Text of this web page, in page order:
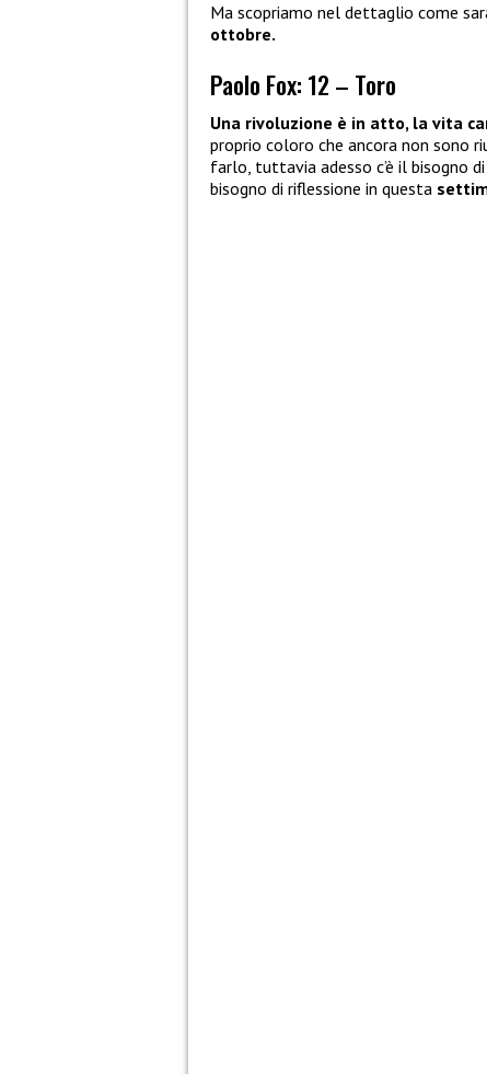
Ma scopriamo nel dettaglio come
ottobre.
Paolo Fox: 12 – Toro
Una rivoluzione è in atto, la vita
proprio coloro che ancora non sono
farlo, tuttavia adesso c’è il bisogno
bisogno di riflessione in questa